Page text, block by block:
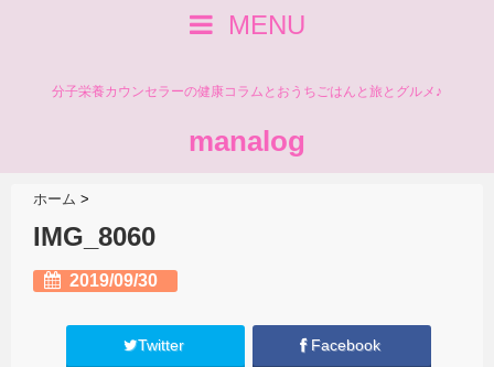
MENU
分子栄養カウンセラーの健康コラムとおうちごはんと旅とグルメ♪
manalog
ホーム >
IMG_8060
2019/09/30
Twitter Facebook